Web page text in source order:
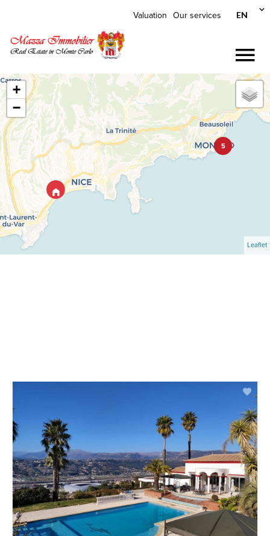
Valuation Our services EN
5
+
−
Leaflet